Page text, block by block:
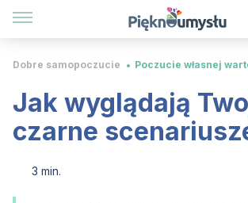
Dobre samopoczucie Poczucie własnej
Jak wyglądają
czarne
3 min.